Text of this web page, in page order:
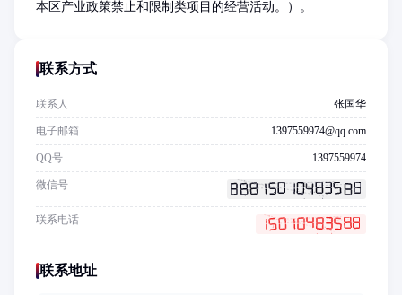
本区产业政策禁止和限制类项目的经营活动。）。
联系方式
联系人 张国华
电子邮箱 1397559974@qq.com
QQ号 1397559974
微信号
联系电话
联系地址